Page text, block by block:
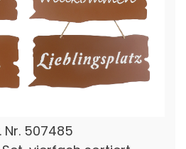
Nr. 507485